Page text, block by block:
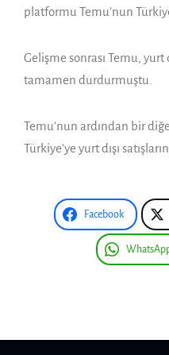
platformu Temu’nun
Gelişme sonrası Temu, yurt
tamamen durdurmuştu.
Temu’nun ardından bir
Türkiye’ye yurt dışı
Facebook